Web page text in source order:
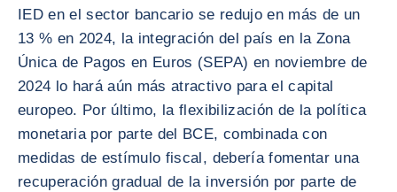
IED en el sector bancario se redujo en más de un
13 % en 2024, la integración del país en la Zona
Única de Pagos en Euros (SEPA) en noviembre de
2024 lo hará aún más atractivo para el capital
europeo. Por último, la flexibilización de la política
monetaria por parte del BCE, combinada con
medidas de estímulo fiscal, debería fomentar una
recuperación gradual de la inversión por parte de